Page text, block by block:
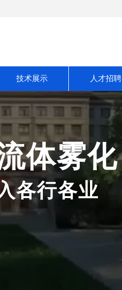
技术展示 人才招聘
体雾化
各行各业